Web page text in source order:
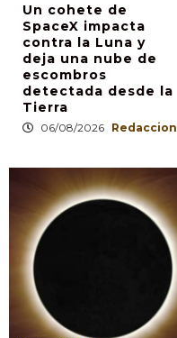
Un cohete de
SpaceX impacta
contra la Luna y
deja una nube de
escombros
detectada desde la
Tierra
06/08/2026 Redaccion